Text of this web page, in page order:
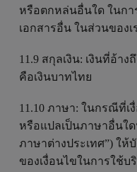
หรือตกหล่นอื่นใด ในกา
เอกสารอื่น ในส่วนของ
11.9 สกุลเงิน: เงินที่อ้า
คือเงินบาทไทย
11.10 ภาษา: ในกรณีที่
หรือแปลเป็นภาษาอื่นใ
ภาษาต่างประเทศ”) ใ
ของเงื่อนไขในการใช้